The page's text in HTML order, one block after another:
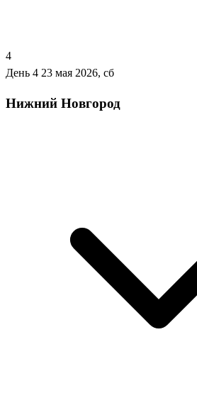
4
День 4 23 мая 2026, сб
Нижний Новгород